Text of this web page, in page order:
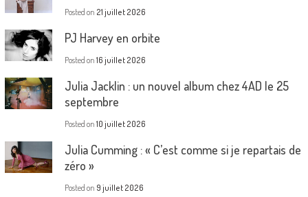
Posted on 21 juillet 2026
PJ Harvey en orbite
Posted on 16 juillet 2026
Julia Jacklin : un nouvel album chez 4AD le 25
septembre
Posted on 10 juillet 2026
Julia Cumming : « C’est comme si je repartais de
zéro »
Posted on 9 juillet 2026